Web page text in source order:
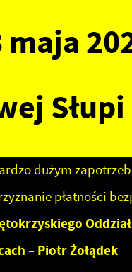
Słupi
dużym
płatności
– Piotr Żołądek